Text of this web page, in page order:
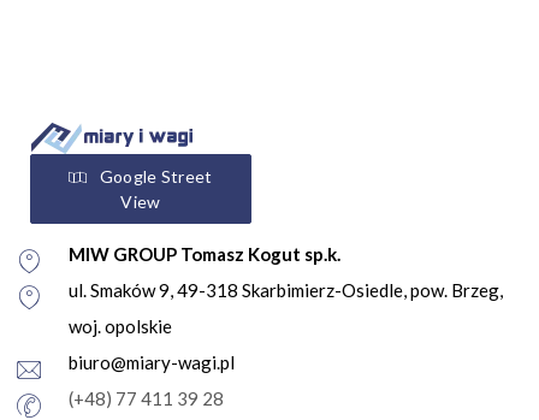
Google Street
View
MIW GROUP Tomasz Kogut sp.k.
ul. Smaków 9, 49-318 Skarbimierz-Osiedle, pow. Brzeg,
woj. opolskie
biuro@miary-wagi.pl
(+48) 77 411 39 28